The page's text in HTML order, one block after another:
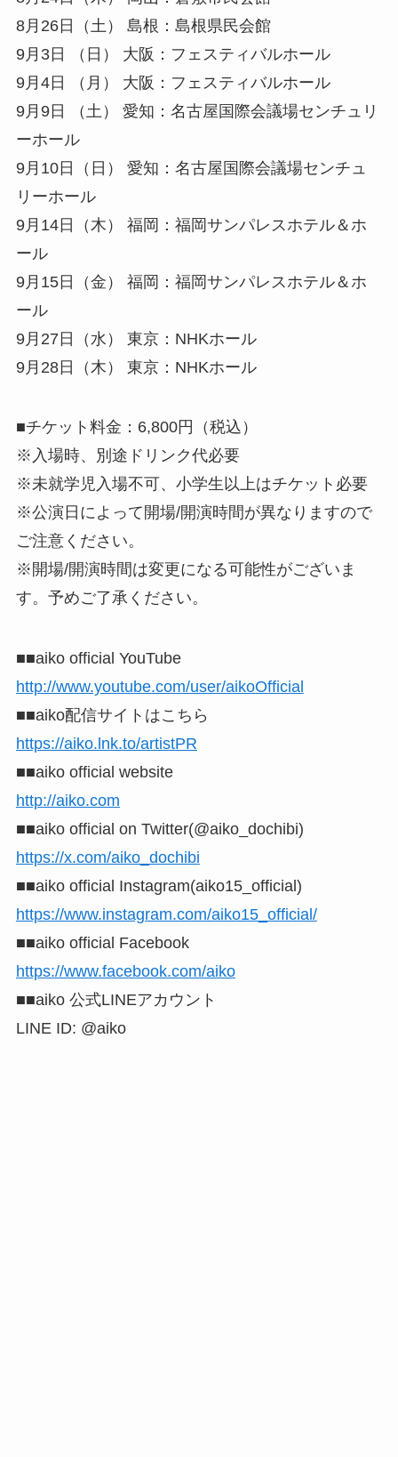
8月26日（土） 島根：島根県民会館
9月3日 （日） 大阪：フェスティバルホール
9月4日 （月） 大阪：フェスティバルホール
9月9日 （土） 愛知：名古屋国際会議場センチュリ
ーホール
9月10日（日） 愛知：名古屋国際会議場センチュ
リーホール
9月14日（木） 福岡：福岡サンパレスホテル＆ホ
ール
9月15日（金） 福岡：福岡サンパレスホテル＆ホ
ール
9月27日（水） 東京：NHKホール
9月28日（木） 東京：NHKホール
■チケット料金：6,800円（税込）
※入場時、別途ドリンク代必要
※未就学児入場不可、小学生以上はチケット必要
※公演日によって開場/開演時間が異なりますので
ご注意ください。
※開場/開演時間は変更になる可能性がございま
す。予めご了承ください。
■■aiko official YouTube
http://www.youtube.com/user/aikoOfficial
■■aiko配信サイトはこちら
https://aiko.lnk.to/artistPR
■■aiko official website
http://aiko.com
■■aiko official on Twitter(@aiko_dochibi)
https://x.com/aiko_dochibi
■■aiko official Instagram(aiko15_official)
https://www.instagram.com/aiko15_official/
■■aiko official Facebook
https://www.facebook.com/aiko
■■aiko 公式LINEアカウント
LINE ID: @aiko